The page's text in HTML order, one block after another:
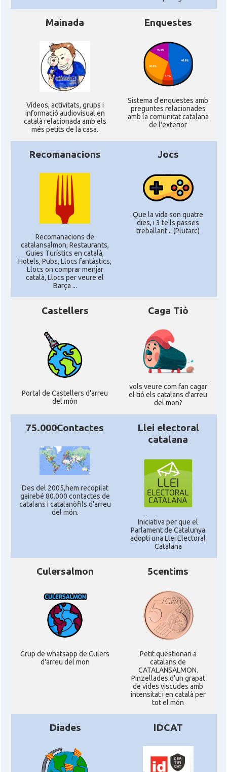
Mainada
Ví­deos, activitats, grups i
informació audiovisual en
català relacionada amb els
més petits de la casa.
Enquestes
Sistema d'enquestes amb
preguntes relacionades
amb la comunitat catalana
de l'exterior
Recomanacions
Recomanacions de
catalansalmon; Restaurants,
Guies Turístics en català,
Hotels, Pubs, Llocs fantàstics,
Llocs on comprar menjar
català, Llocs per veure el
Barça ...
Jocs
Que la vida son quatre
dies, i 3 te'ls passes
treballant... (Plutarc)
Castellers
Portal de Castellers d'arreu
del món
Caga Tió
vols veure com fan cagar
el tió els catalans d'arreu
del mon?
75.000Contactes
Des del 2005,hem recopilat
gairebé 80.000 contactes de
catalans i catalanòfils d'arreu
del món.
Llei electoral
catalana
Iniciativa per que el
Parlament de Catalunya
adopti una Llei Electoral
Catalana
Culersalmon
Grup de whatsapp de Culers
d'arreu del mon
5centims
Petit qüestionari a
catalans de
CATALANSALMON.
Pinzellades d'un grapat
de vides viscudes amb
intensitat i en català per
tot el món
Diades IDCAT